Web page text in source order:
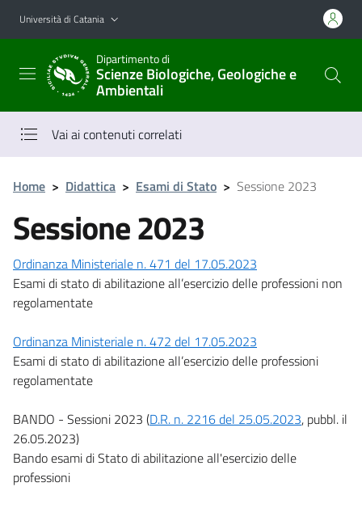
Vai al contenuto principale
Vai al menu di navigazione
Università di Catania
Dipartimento di
Scienze Biologiche, Geologiche e
Ambientali
Vai ai contenuti correlati
Home > Didattica > Esami di Stato > Sessione 2023
Sessione 2023
Ordinanza Ministeriale n. 471 del 17.05.2023
Esami di stato di abilitazione all’esercizio delle professioni non
regolamentate
Ordinanza Ministeriale n. 472 del 17.05.2023
Esami di stato di abilitazione all’esercizio delle professioni
regolamentate
BANDO - Sessioni 2023 (D.R. n. 2216 del 25.05.2023, pubbl. il
26.05.2023)
Bando esami di Stato di abilitazione all'esercizio delle
professioni